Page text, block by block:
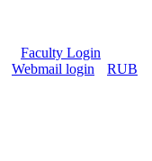
Faculty Login
Webmail login
RUB